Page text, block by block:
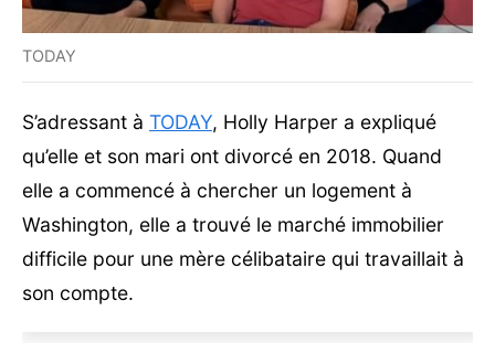
TODAY
S’adressant à TODAY, Holly Harper a expliqué
qu’elle et son mari ont divorcé en 2018. Quand
elle a commencé à chercher un logement à
Washington, elle a trouvé le marché immobilier
difficile pour une mère célibataire qui travaillait à
son compte.